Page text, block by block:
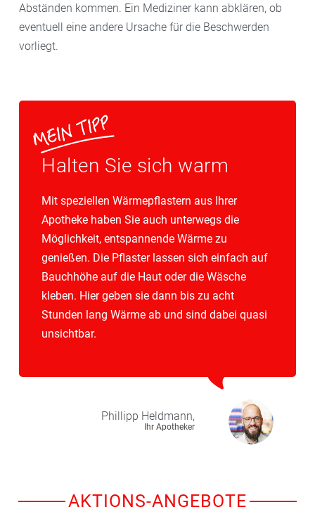
Abständen kommen. Ein Mediziner kann abklären, ob
eventuell eine andere Ursache für die Beschwerden
vorliegt.
Halten Sie sich warm
Mit speziellen Wärmepflastern aus Ihrer
Apotheke haben Sie auch unterwegs die
Möglichkeit, entspannende Wärme zu
genießen. Die Pflaster lassen sich einfach auf
Bauchhöhe auf die Haut oder die Wäsche
kleben. Hier geben sie dann bis zu acht
Stunden lang Wärme ab und sind dabei quasi
unsichtbar.
Phillipp Heldmann,
Ihr Apotheker
AKTIONS-ANGEBOTE